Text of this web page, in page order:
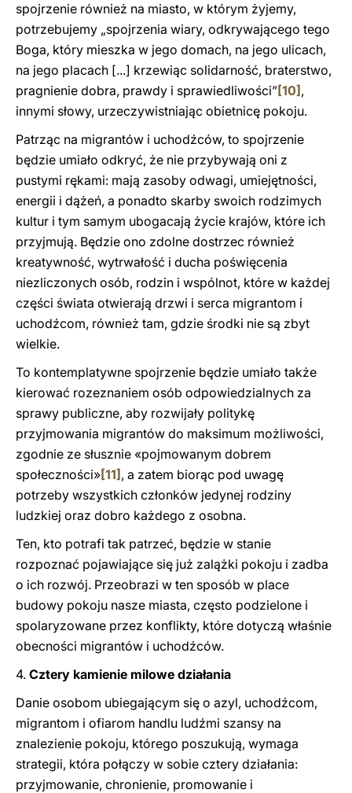
spojrzenie również na miasto, w którym żyjemy,
potrzebujemy „spojrzenia wiary, odkrywającego tego
Boga, który mieszka w jego domach, na jego ulicach,
na jego placach [...] krzewiąc solidarność, braterstwo,
pragnienie dobra, prawdy i sprawiedliwości”[10] ,
innymi słowy, urzeczywistniając obietnicę pokoju.
Patrząc na migrantów i uchodźców, to spojrzenie
będzie umiało odkryć, że nie przybywają oni z
pustymi rękami: mają zasoby odwagi, umiejętności,
energii i dążeń, a ponadto skarby swoich rodzimych
kultur i tym samym ubogacają życie krajów, które ich
przyjmują. Będzie ono zdolne dostrzec również
kreatywność, wytrwałość i ducha poświęcenia
niezliczonych osób, rodzin i wspólnot, które w każdej
części świata otwierają drzwi i serca migrantom i
uchodźcom, również tam, gdzie środki nie są zbyt
wielkie.
To kontemplatywne spojrzenie będzie umiało także
kierować rozeznaniem osób odpowiedzialnych za
sprawy publiczne, aby rozwijały politykę
przyjmowania migrantów do maksimum możliwości,
zgodnie ze słusznie «pojmowanym dobrem
społeczności»[11] , a zatem biorąc pod uwagę
potrzeby wszystkich członków jedynej rodziny
ludzkiej oraz dobro każdego z osobna.
Ten, kto potrafi tak patrzeć, będzie w stanie
rozpoznać pojawiające się już zalążki pokoju i zadba
o ich rozwój. Przeobrazi w ten sposób w place
budowy pokoju nasze miasta, często podzielone i
spolaryzowane przez konflikty, które dotyczą właśnie
obecności migrantów i uchodźców.
4. Cztery kamienie milowe działania
Danie osobom ubiegającym się o azyl, uchodźcom,
migrantom i ofiarom handlu ludźmi szansy na
znalezienie pokoju, którego poszukują, wymaga
strategii, która połączy w sobie cztery działania:
przyjmowanie, chronienie, promowanie i